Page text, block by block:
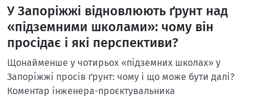
У Запоріжжі відновлюють ґрунт над
«підземними школами»: чому він
просідає і які перспективи?
Щонайменше у чотирьох «підземних школах» у
Запоріжжі просів ґрунт: чому і що може бути далі?
Коментар інженера-проєктувальника